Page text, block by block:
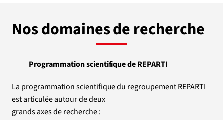
Nos domaines de recherche
Programmation scientifique de REPARTI
La programmation scientifique du regroupement REPARTI
est articulée autour de deux
grands axes de recherche :